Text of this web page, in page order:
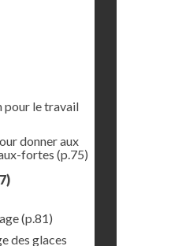
pour le travail
donner aux
fortes (p.75)
(p.81)
des glaces